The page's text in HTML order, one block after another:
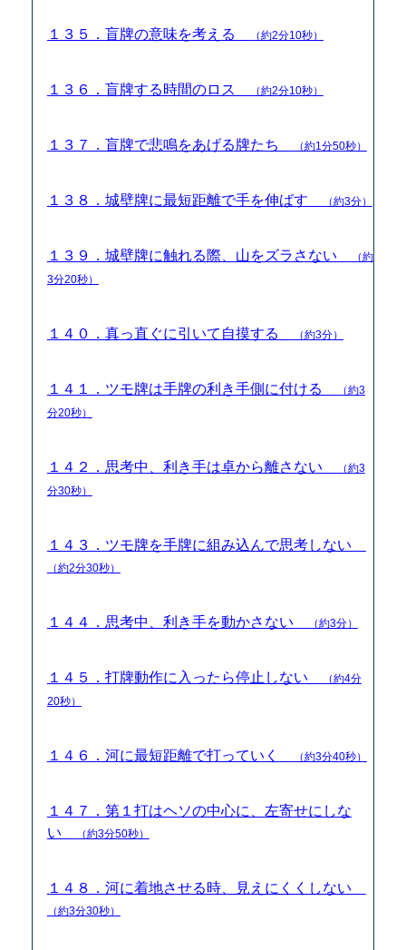
１３５．盲牌の意味を考える （約2分10秒）
１３６．盲牌する時間のロス （約2分10秒）
１３７．盲牌で悲鳴をあげる牌たち （約1分50秒）
１３８．城壁牌に最短距離で手を伸ばす （約3分）
１３９．城壁牌に触れる際、山をズラさない
（約
3分20秒）
１４０．真っ直ぐに引いて自摸する （約3分）
１４１．ツモ牌は手牌の利き手側に付ける
（約3
分20秒）
１４２．思考中、利き手は卓から離さない
（約3
分30秒）
１４３．ツモ牌を手牌に組み込んで思考しない
（約2分30秒）
１４４．思考中、利き手を動かさない （約3分）
１４５．打牌動作に入ったら停止しない
（約4分
20秒）
１４６．河に最短距離で打っていく （約3分40秒）
１４７．第１打はヘソの中心に、左寄せにしな
い
（約3分50秒）
１４８．河に着地させる時、見えにくくしない
（約3分30秒）